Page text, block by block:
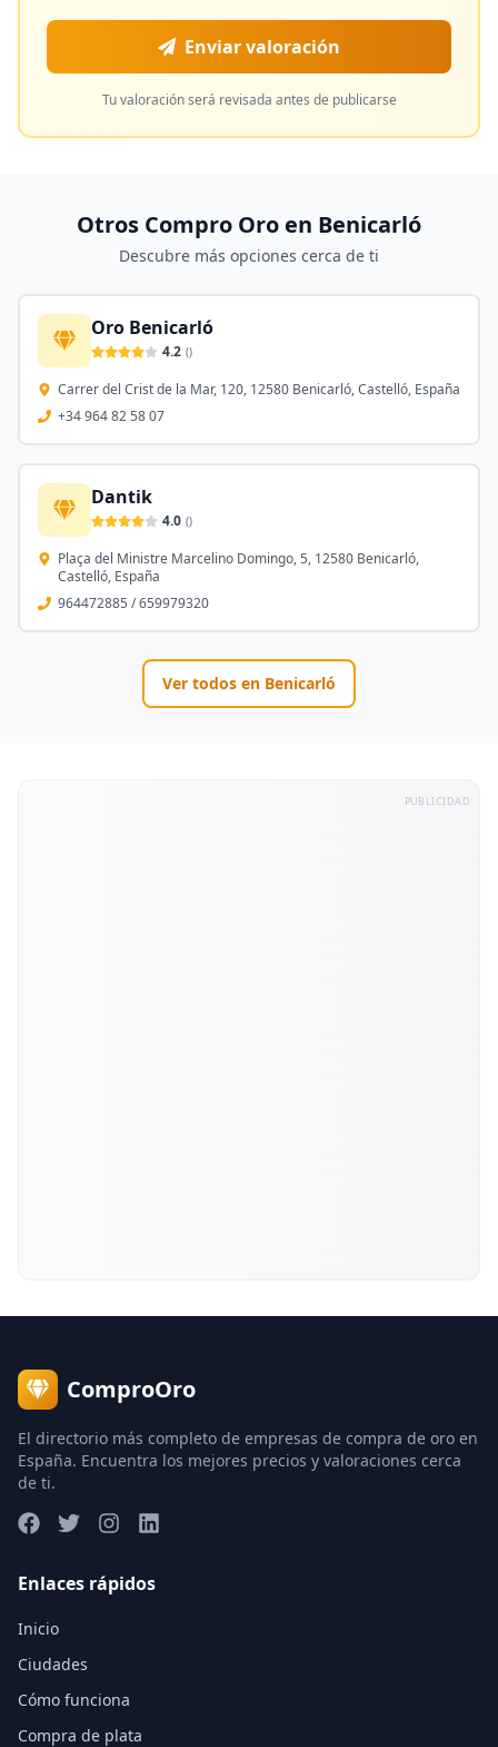
Enviar valoración
Tu valoración será revisada antes de publicarse
Otros Compro Oro en Benicarló
Descubre más opciones cerca de ti
Oro Benicarló
4.2 ()
Carrer del Crist de la Mar, 120, 12580 Benicarló, Castelló, España
+34 964 82 58 07
Dantik
4.0 ()
Plaça del Ministre Marcelino Domingo, 5, 12580 Benicarló,
Castelló, España
964472885 / 659979320
Ver todos en Benicarló
PUBLICIDAD
ComproOro
El directorio más completo de empresas de compra de oro en
España. Encuentra los mejores precios y valoraciones cerca
de ti.
Enlaces rápidos
Inicio
Ciudades
Cómo funciona
Compra de plata